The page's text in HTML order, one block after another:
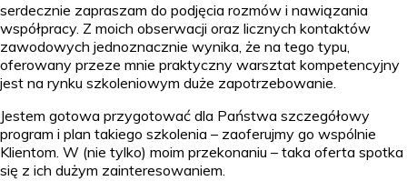
serdecznie zapraszam do podjęcia rozmów i nawiązania
współpracy. Z moich obserwacji oraz licznych kontaktów
zawodowych jednoznacznie wynika, że na tego typu,
oferowany przeze mnie praktyczny warsztat kompetencyjny
jest na rynku szkoleniowym duże zapotrzebowanie.
Jestem gotowa przygotować dla Państwa szczegółowy
program i plan takiego szkolenia – zaoferujmy go wspólnie
Klientom. W (nie tylko) moim przekonaniu – taka oferta spotka
się z ich dużym zainteresowaniem.